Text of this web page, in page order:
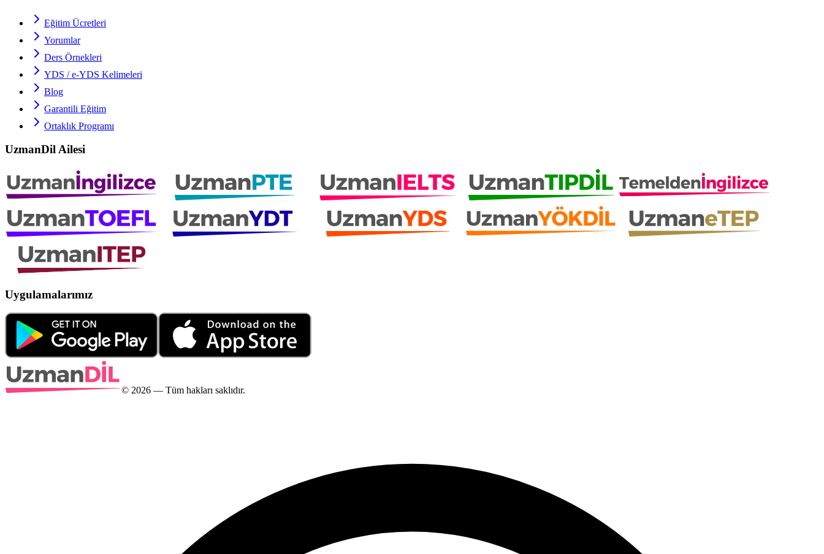
Eğitim Ücretleri
Yorumlar
Ders Örnekleri
YDS / e-YDS Kelimeleri
Blog
Garantili Eğitim
Ortaklık Programı
UzmanDil Ailesi
Uygulamalarımız
© 2026 — Tüm hakları saklıdır.